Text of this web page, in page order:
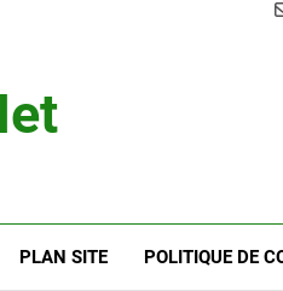
PLAN SITE POLITIQUE DE